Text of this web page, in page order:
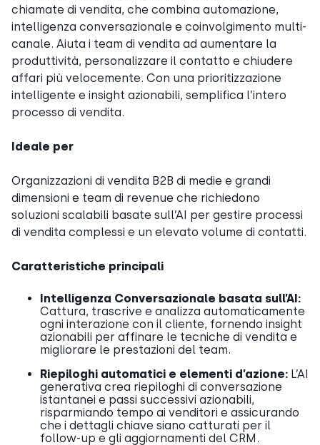
chiamate di vendita, che combina automazione,
intelligenza conversazionale e coinvolgimento multi-
canale. Aiuta i team di vendita ad aumentare la
produttività, personalizzare il contatto e chiudere
affari più velocemente. Con una prioritizzazione
intelligente e insight azionabili, semplifica l’intero
processo di vendita.
Ideale per
Organizzazioni di vendita B2B di medie e grandi
dimensioni e team di revenue che richiedono
soluzioni scalabili basate sull’AI per gestire processi
di vendita complessi e un elevato volume di contatti.
Caratteristiche principali
Intelligenza Conversazionale basata sull’AI:
Cattura, trascrive e analizza automaticamente
ogni interazione con il cliente, fornendo insight
azionabili per affinare le tecniche di vendita e
migliorare le prestazioni del team.
Riepiloghi automatici e elementi d’azione: L’AI
generativa crea riepiloghi di conversazione
istantanei e passi successivi azionabili,
risparmiando tempo ai venditori e assicurando
che i dettagli chiave siano catturati per il
follow-up e gli aggiornamenti del CRM.